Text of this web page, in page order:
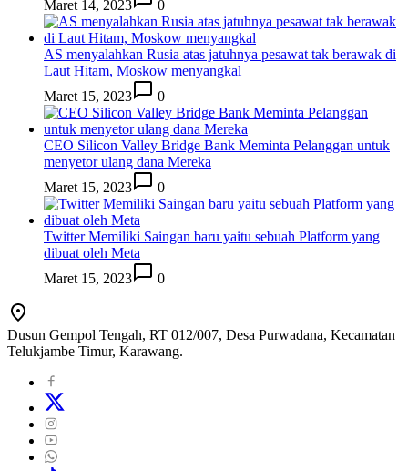
Maret 14, 2023
0
AS menyalahkan Rusia atas jatuhnya pesawat tak berawak di
Laut Hitam, Moskow menyangkal
Maret 15, 2023
0
CEO Silicon Valley Bridge Bank Meminta Pelanggan untuk
menyetor ulang dana Mereka
Maret 15, 2023
0
Twitter Memiliki Saingan baru yaitu sebuah Platform yang
dibuat oleh Meta
Maret 15, 2023
0
Dusun Gempol Tengah, RT 012/007, Desa Purwadana, Kecamatan
Telukjambe Timur, Karawang.